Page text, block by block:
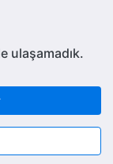
ulaşamadık.